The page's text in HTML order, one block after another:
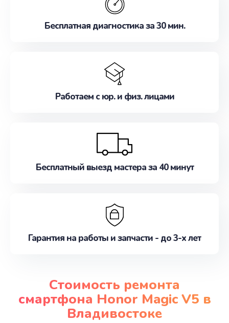
Бесплатная диагностика за 30 мин.
Работаем с юр. и физ. лицами
Бесплатный выезд мастера за 40 минут
Гарантия на работы и запчасти - до 3-х лет
Стоимость ремонта
смартфона Honor Magic V5 в
Владивостоке